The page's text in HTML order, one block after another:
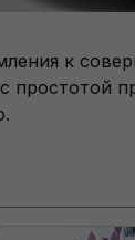
к
простотой